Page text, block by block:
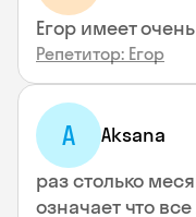
Егор имеет
Репетитор: Егор
A Aksana
раз столько
означает что